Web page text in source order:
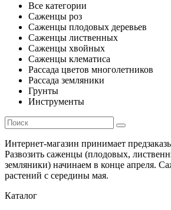
Все категории
Саженцы роз
Саженцы плодовых деревьев
Саженцы лиственных
Саженцы хвойных
Саженцы клематиса
Рассада цветов многолетников
Рассада земляники
Грунты
Инструменты
Интернет-магазин принимает
Развозить саженцы (плодовых,
земляники) начинаем в конце апреля.
растений с середины мая.
Каталог